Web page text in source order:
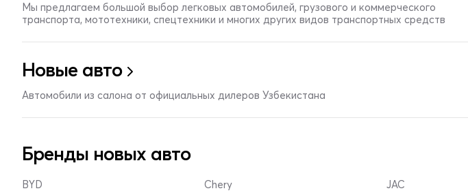
Мы предлагаем большой выбор легковых автомобилей, грузового и коммерческого
транспорта, мототехники, спецтехники и многих других видов транспортных средств
Новые авто
Автомобили из салона от официальных дилеров Узбекистана
Бренды новых авто
BYD Chery JAC